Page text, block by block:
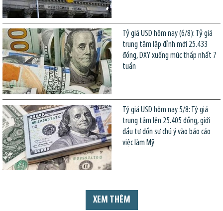
Tỷ giá USD hôm nay (6/8): Tỷ giá
trung tâm lập đỉnh mới 25.433
đồng, DXY xuống mức thấp nhất 7
tuần
Tỷ giá USD hôm nay 5/8: Tỷ giá
trung tâm lên 25.405 đồng, giới
đầu tư dồn sự chú ý vào báo cáo
việc làm Mỹ
XEM THÊM